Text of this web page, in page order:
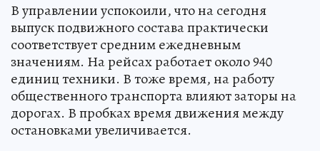
В управлении успокоили, что на сегодня
выпуск подвижного состава практически
соответствует средним ежедневным
значениям. На рейсах работает около 940
единиц техники. В тоже время, на работу
общественного транспорта влияют заторы на
дорогах. В пробках время движения между
остановками увеличивается.